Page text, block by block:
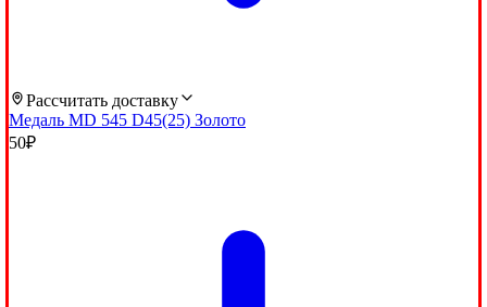
Рассчитать доставку
Медаль MD 545 D45(25) Золото
50₽